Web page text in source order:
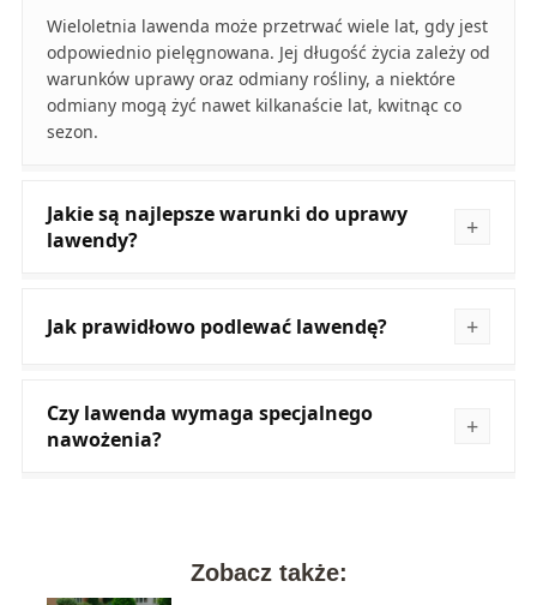
Wieloletnia lawenda może przetrwać wiele lat, gdy jest
odpowiednio pielęgnowana. Jej długość życia zależy od
warunków uprawy oraz odmiany rośliny, a niektóre
odmiany mogą żyć nawet kilkanaście lat, kwitnąc co
sezon.
Jakie są najlepsze warunki do uprawy
lawendy?
Jak prawidłowo podlewać lawendę?
Czy lawenda wymaga specjalnego
nawożenia?
Zobacz także: